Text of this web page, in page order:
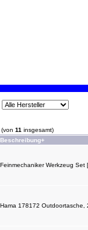
(von 11 insgesamt)
Beschreibung+
Feinmechaniker Werkzeug
Hama 178172 Outdoortasche,